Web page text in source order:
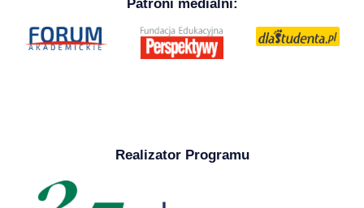
Patroni medialni:
Realizator Programu